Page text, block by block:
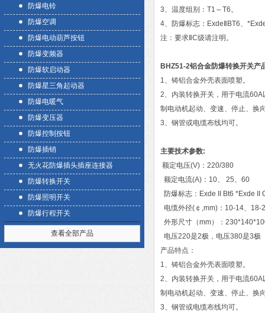
防爆电铃
防爆空调
防爆电动葫芦按钮
防爆变频器
防爆软启动器
防爆星三角起动器
防爆电暖气
防爆变压器
防爆控制按钮
防爆插销
无火花防爆插头插座连接器
防爆转换开关
防爆照明开关
防爆行程开关
查看全部产品
3、温度组别：T1～T6。
4、防爆标志：ExdeⅡBT6、
注：要求ⅡC级请注明。
BHZ51-2铝合金防爆转换开关产
1、铸铝合金外壳表面喷塑。
2、内装转换开关，用于电流
制电动机起动、变速、停止、换
3、钢管或电缆布线均可。
主要技术参数:
额定电压(V)：220/380
额定电流(A)：10、 25、60
防爆标志：Exde II Bt6 *Exde II
电缆外径(￠,mm)：10-14、18-
外形尺寸（mm）：
电压220是2极，电压380是3极
产品特点：
1、铸铝合金外壳表面喷塑。
2、内装转换开关，用于电流
制电动机起动、变速、停止、换
3、钢管或电缆布线均可。